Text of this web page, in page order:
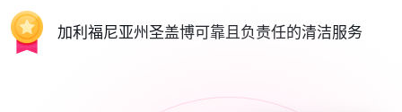
加利福尼亚州圣盖博可靠且负责任的清洁服务